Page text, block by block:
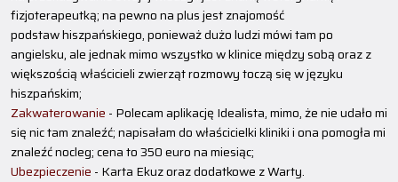
fizjoterapeutką; na pewno na plus jest znajomość
podstaw hiszpańskiego, ponieważ dużo ludzi mówi tam po
angielsku, ale jednak mimo wszystko w klinice między sobą oraz z
większością właścicieli zwierząt rozmowy toczą się w języku
hiszpańskim;
Zakwaterowanie - Polecam aplikację Idealista, mimo, że nie udało mi
się nic tam znaleźć; napisałam do właścicielki kliniki i ona pomogła mi
znaleźć nocleg; cena to 350 euro na miesiąc;
Ubezpieczenie - Karta Ekuz oraz dodatkowe z Warty.